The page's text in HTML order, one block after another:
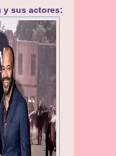
y sus actores: